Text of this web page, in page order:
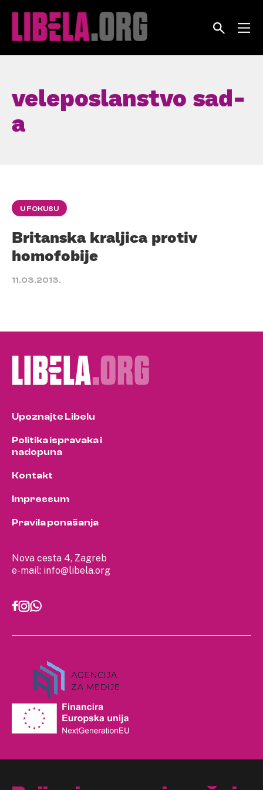
veleposlanstvo sad-
a
U FOKUSU
Britanska kraljica protiv
homofobije
11.03.2013.
Nova cesta 4, Zagreb
e-mail: info@libela.org
Upoznajte Libelu
Politika ispravaka i
nadopuna
Kontakt
Impressum
Pravila ponašanja